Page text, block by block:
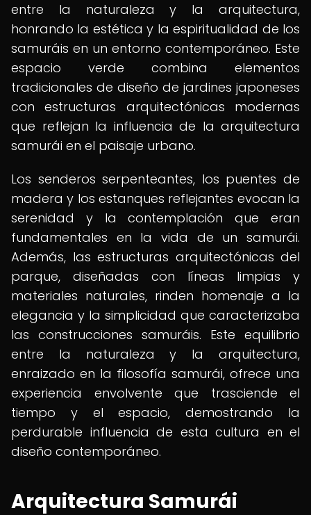
entre la naturaleza y la arquitectura,
honrando la estética y la espiritualidad de los
samuráis en un entorno contemporáneo. Este
espacio verde combina elementos
tradicionales de diseño de jardines japoneses
con estructuras arquitectónicas modernas
que reflejan la influencia de la arquitectura
samurái en el paisaje urbano.
Los senderos serpenteantes, los puentes de
madera y los estanques reflejantes evocan la
serenidad y la contemplación que eran
fundamentales en la vida de un samurái.
Además, las estructuras arquitectónicas del
parque, diseñadas con líneas limpias y
materiales naturales, rinden homenaje a la
elegancia y la simplicidad que caracterizaba
las construcciones samuráis. Este equilibrio
entre la naturaleza y la arquitectura,
enraizado en la filosofía samurái, ofrece una
experiencia envolvente que trasciende el
tiempo y el espacio, demostrando la
perdurable influencia de esta cultura en el
diseño contemporáneo.
Arquitectura Samurái